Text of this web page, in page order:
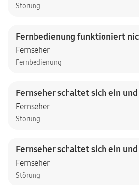
Störung
Fernbedienung funktioniert
Fernseher
Fernbedienung
Fernseher schaltet sich ein
Fernseher
Störung
Fernseher schaltet sich ein
Fernseher
Störung